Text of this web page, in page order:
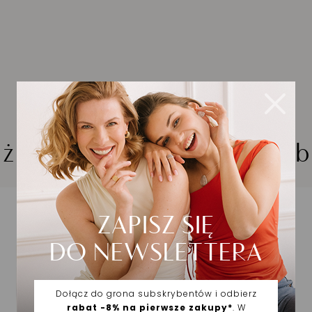
wybrana dla